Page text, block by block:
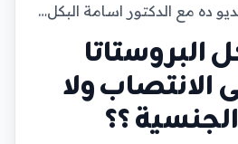
ده مع الدكتور اسامة البكل…
البروستاتا
الانتصاب ولا
؟؟